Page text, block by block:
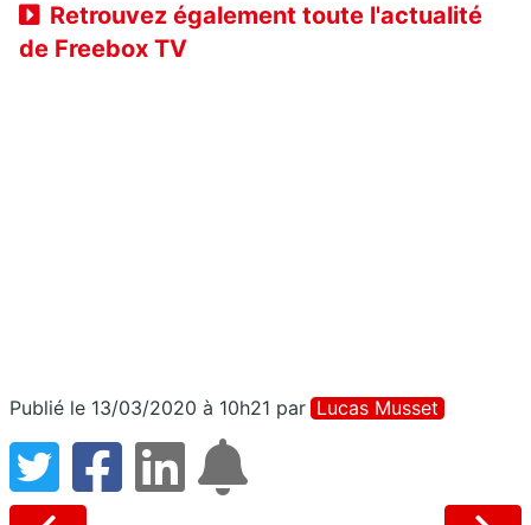
Retrouvez également toute l'actualité
de Freebox TV
Publié le 13/03/2020 à 10h21 par Lucas Musset